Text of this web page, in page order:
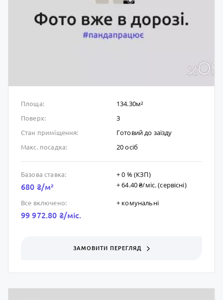
Площа: 134.30м²
Поверх: 3
Стан приміщення: Готовий до заïзду
Макс. посадка: 20 осіб
Базова ставка:
680 ₴/м²
+ 0 % (КЗП)
+ 64.40 ₴/мic. (сервісні)
Все включено:
99 972.80 ₴/мic.
+ комунальні
ЗАМОВИТИ ПЕРЕГЛЯД